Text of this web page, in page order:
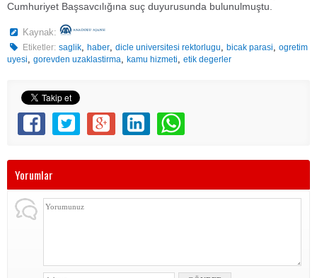
Cumhuriyet Başsavcılığına suç duyurusunda bulunulmuştu.
Kaynak:
Etiketler: saglik,haber,dicle universitesi rektorlugu,bicak parasi,ogretim
uyesi, gorevden uzaklastirma, kamu hizmeti, etik degerler
Yorumlar